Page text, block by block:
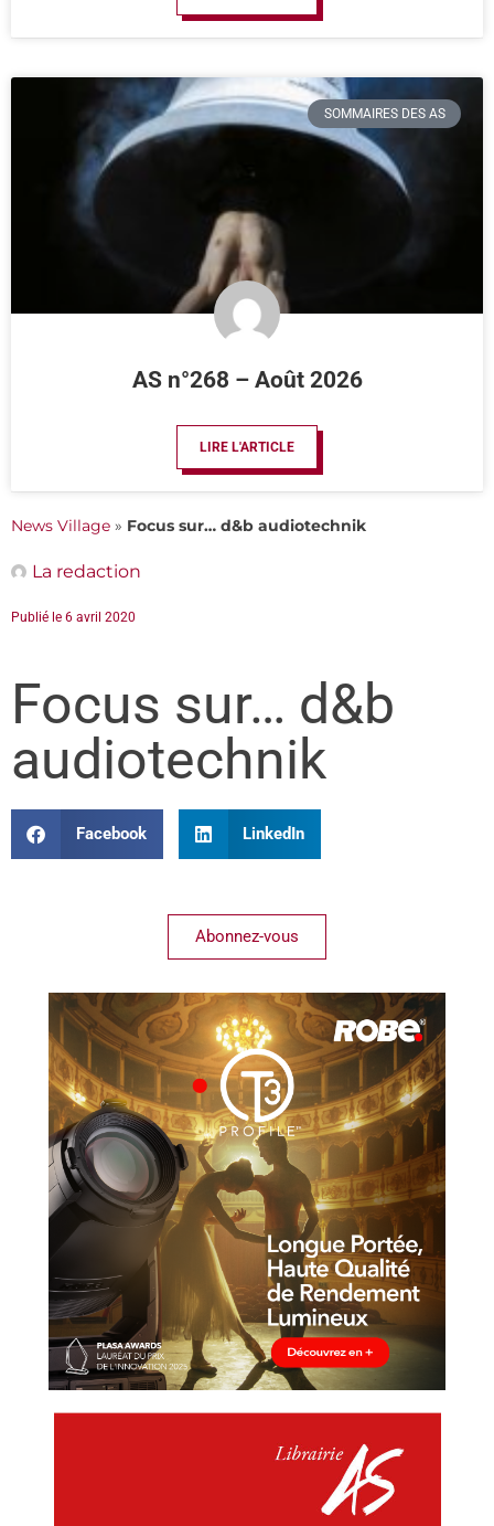
SOMMAIRES DES AS
AS n°268 – Août 2026
LIRE L'ARTICLE
News Village » Focus sur… d&b audiotechnik
La redaction
Publié le 6 avril 2020
Focus sur… d&b
audiotechnik
Facebook LinkedIn
Abonnez-vous